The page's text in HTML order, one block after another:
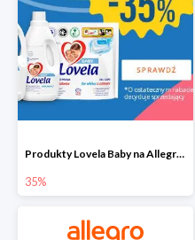
Produkty Lovela Baby na Allegro do -35%
35%